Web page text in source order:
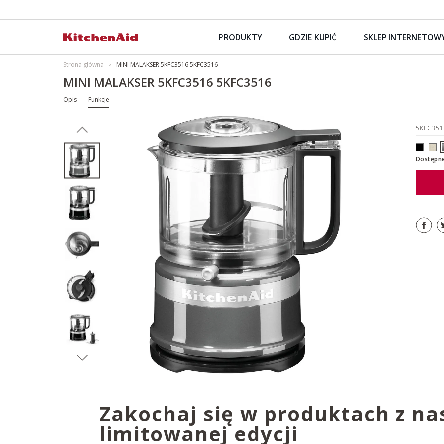
PRODUKTY GDZIE KUPIĆ SKLEP
Strona główna MINI MALAKSER 5KFC3516 5KFC3516
MINI MALAKSER 5KFC3516 5KFC3516
Opis Funkcje
Zakochaj się w produktach z
limitowanej edycji